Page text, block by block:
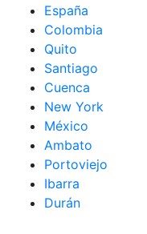
España
Colombia
Quito
Santiago
Cuenca
New York
México
Ambato
Portoviejo
Ibarra
Durán